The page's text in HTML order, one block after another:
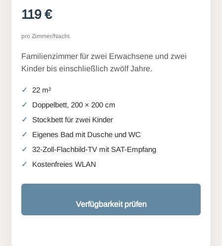
119 €
pro Zimmer/Nacht
Familienzimmer für zwei Erwachsene und zwei
Kinder bis einschließlich zwölf Jahre.
22 m²
Doppelbett, 200 × 200 cm
Stockbett für zwei Kinder
Eigenes Bad mit Dusche und WC
32-Zoll-Flachbild-TV mit SAT-Empfang
Kostenfreies WLAN
Verfügbarkeit prüfen